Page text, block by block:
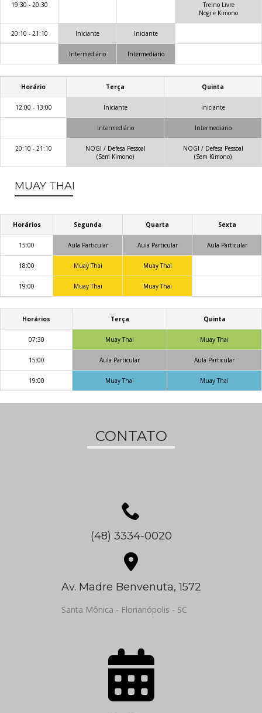
19:30 - 20:30
Treino Livre
Nogi e Kimono
20:10 - 21:10 Iniciante Iniciante
Intermediário Intermediário
Horário Terça Quinta
12:00 - 13:00 Iniciante Iniciante
Intermediário Intermediário
20:10 - 21:10
NOGI / Defesa Pessoal
(Sem Kimono)
NOGI / Defesa Pessoal
(Sem Kimono)
MUAY THAI
Horários Segunda Quarta Sexta
15:00 Aula Particular Aula Particular Aula Particular
18:00 Muay Thai Muay Thai
19:00 Muay Thai Muay Thai
Horários Terça Quinta
07:30 Muay Thai Muay Thai
15:00 Aula Particular Aula Particular
19:00 Muay Thai Muay Thai
CONTATO
(48) 3334-0020
Av. Madre Benvenuta, 1572
Santa Mônica - Florianópolis - SC